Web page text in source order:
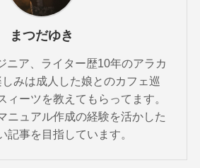
まつだゆき
ニア、ライター歴10年のアラカ
みは成人した娘とのカフェ巡
ィーツを教えてもらってます。
ニュアル作成の経験を活かした
記事を目指しています。